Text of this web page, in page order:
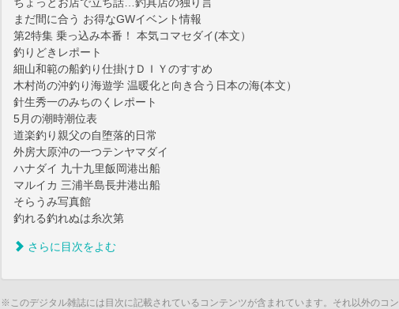
まだ間に合う お得なGWイベント情報
第2特集 乗っ込み本番！ 本気コマセダイ(本文）
釣りどきレポート
細山和範の船釣り仕掛けＤＩＹのすすめ
木村尚の沖釣り海遊学 温暖化と向き合う日本の海(本文）
針生秀一のみちのくレポート
5月の潮時潮位表
道楽釣り親父の自堕落的日常
外房大原沖の一つテンヤマダイ
ハナダイ 九十九里飯岡港出船
マルイカ 三浦半島長井港出船
そらうみ写真館
釣れる釣れぬは糸次第
さらに目次をよむ
※このデジタル雑誌には目次に記載されているコンテンツが含まれています。それ以外のコン